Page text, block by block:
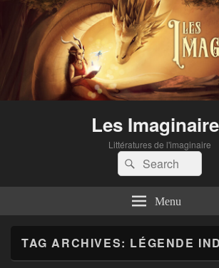
Les
Littératures de l'imaginaire
Search
for:
Search
Menu
TAG ARCHIVES: LÉGENDE